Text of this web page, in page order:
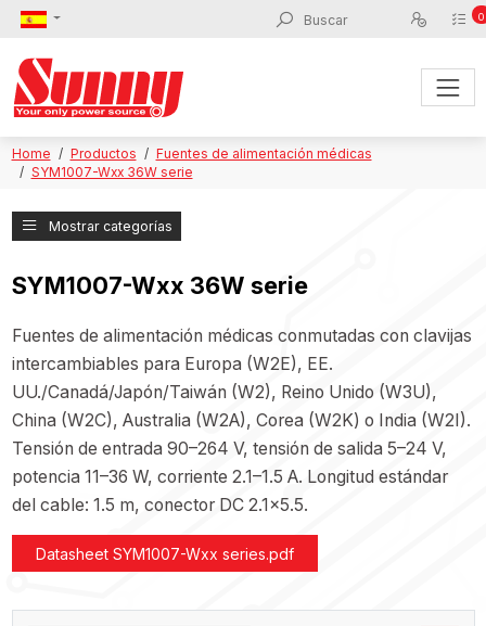
0
Home Productos
Fuentes de alimentación médicas
SYM1007-Wxx 36W serie
Mostrar categorías
SYM1007-Wxx 36W serie
Fuentes de alimentación médicas conmutadas con clavijas
intercambiables para Europa (W2E), EE.
UU./Canadá/Japón/Taiwán (W2), Reino Unido (W3U),
China (W2C), Australia (W2A), Corea (W2K) o India (W2I).
Tensión de entrada 90–264 V, tensión de salida 5–24 V,
potencia 11–36 W, corriente 2.1–1.5 A. Longitud estándar
del cable: 1.5 m, conector DC 2.1x5.5.
Datasheet SYM1007-Wxx series.pdf